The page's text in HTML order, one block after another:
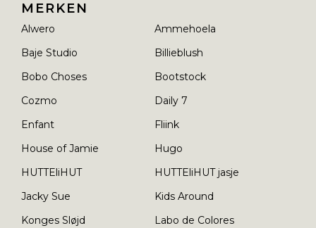
MERKEN
Alwero
Ammehoela
Baje Studio
Billieblush
Bobo Choses
Bootstock
Cozmo
Daily 7
Enfant
Fliink
House of Jamie
Hugo
HUTTEliHUT
HUTTEliHUT jasje
Jacky Sue
Kids Around
Konges Sløjd
Labo de Colores